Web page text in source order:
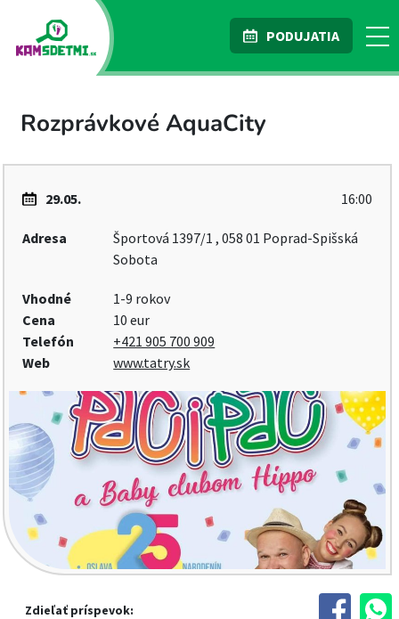
PODUJATIA
Rozprávkové AquaCity
29.05. 16:00
Adresa
Športová 1397/1 , 058 01 Poprad-Spišská
Sobota
Vhodné
1-9 rokov
Cena
10 eur
Telefón
+421 905 700 909
Web
www.tatry.sk
Zdieľať príspevok: